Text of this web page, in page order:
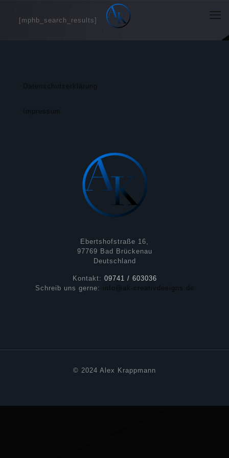
[mphb_search_results]
Datenschutzerklärung
Impressum
Ebertshofstraße 16,
97769 Bad Brückenau
Deutschland
Kontakt: 09741 / 603036
Schreib uns gerne: info@ak-creativdesigns.de
© 2024 Alex Krappmann